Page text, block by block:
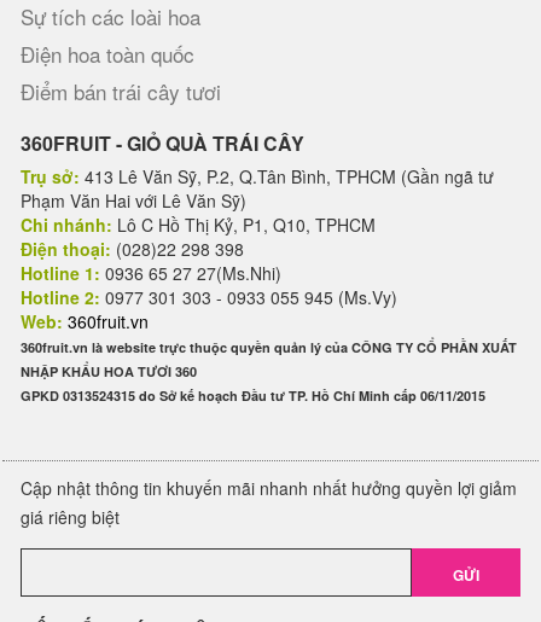
Sự tích các loài hoa
Điện hoa toàn quốc
Điểm bán trái cây tươi
360FRUIT - GIỎ QUÀ TRÁI CÂY
Trụ sở: 413 Lê Văn Sỹ, P.2, Q.Tân Bình, TPHCM (Gần ngã tư
Phạm Văn Hai với Lê Văn Sỹ)
Chi nhánh: Lô C Hồ Thị Kỷ, P1, Q10, TPHCM
Điện thoại: (028)22 298 398
Hotline 1: 0936 65 27 27(Ms.Nhi)
Hotline 2: 0977 301 303 - 0933 055 945 (Ms.Vy)
Web: 360fruit.vn
360fruit.vn là website trực thuộc quyền quản lý của CÔNG TY CỔ PHẦN XUẤT
NHẬP KHẨU HOA TƯƠI 360
GPKD 0313524315 do Sở kế hoạch Đầu tư TP. Hồ Chí Minh cấp 06/11/2015
Cập nhật thông tin khuyến mãi nhanh nhất hưởng quyền lợi giảm
giá riêng biệt
GỬI